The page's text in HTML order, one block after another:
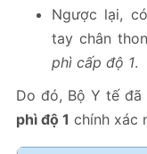
Ngược lại,
tay chân
phì cấp độ 1.
Do đó, Bộ Y tế
phì độ 1 chính xác